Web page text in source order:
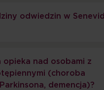
odwiedzin w
opieka nad osobami z
(choroba
demencja)?